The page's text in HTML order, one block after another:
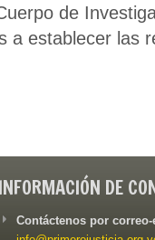
de
a establecer las
INFORMACIÓN DE
Contáctenos por